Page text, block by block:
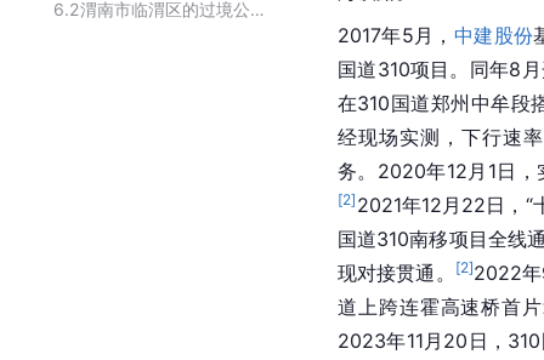
6.2
渭南市临渭区的过境公路
2017年5月， 中建股份
国道310项目。同年8
在310国道郑州中牟段
经现场实测，下行速
务。2020年12月1日
[2] 2021年12月22日，
国道310南移项目全线
现对接贯通。
[2]2022年
道上跨连霍高速桥首
2023年11月20日，